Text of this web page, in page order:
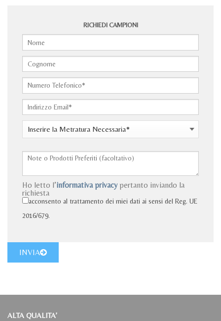
RICHIEDI CAMPIONI
Ho letto l’informativa privacypertanto inviando la
richiesta
acconsento al trattamento dei miei dati ai sensi del Reg. UE
2016/679.
INVIA
ALTA QUALITA’